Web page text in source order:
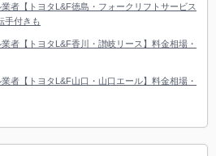
者【トヨタL&F徳島・フォークリフトサービス
手付きも
者【トヨタL&F香川・讃岐リース】料金相場・
者【トヨタL&F山口・山口エール】料金相場・